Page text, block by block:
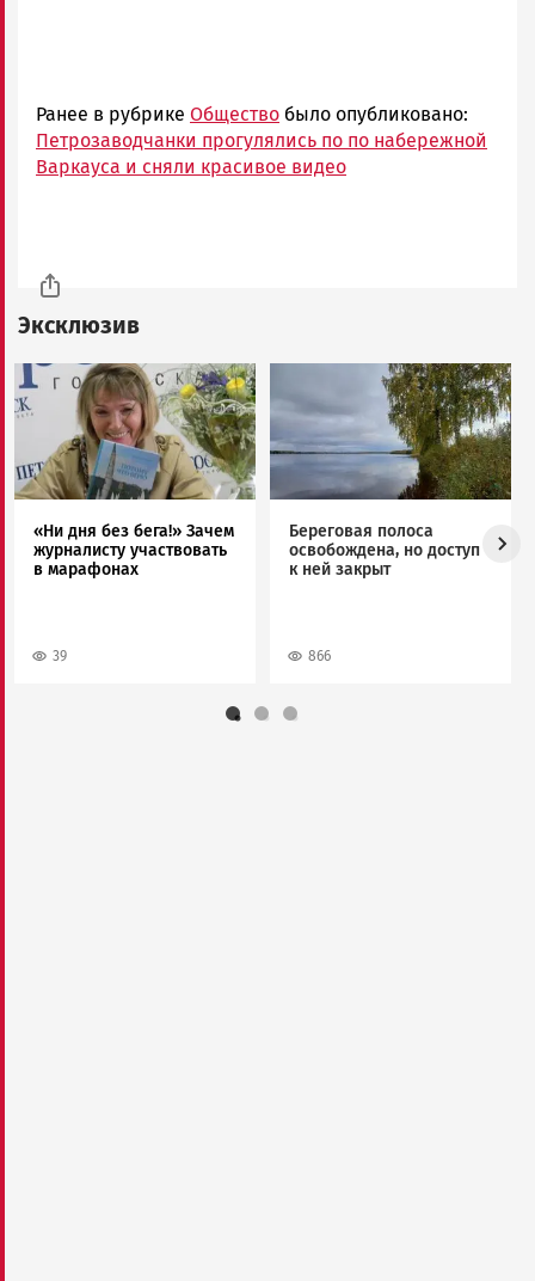
Ранее в рубрике Общество было опубликовано:
Петрозаводчанки прогулялись по по набережной
Варкауса и сняли красивое видео
Эксклюзив
Image
«Ни дня без бега!» Зачем
журналисту участвовать
в марафонах
39
Береговая полоса
освобождена, но доступ
к ней закрыт
866